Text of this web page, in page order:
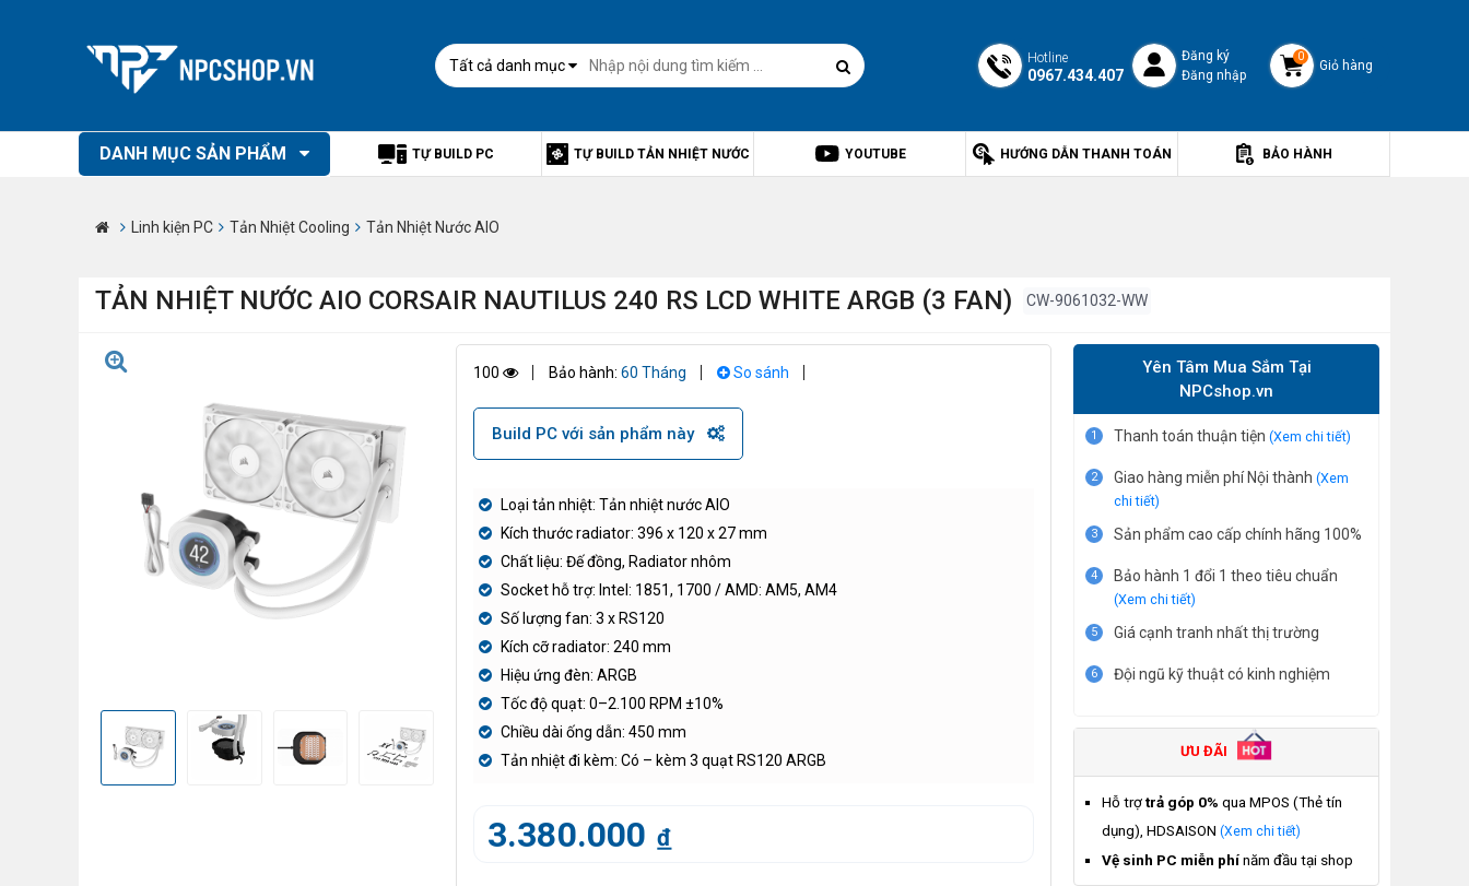
Tất cả danh mục Hotline
0967.434.407
Đăng ký
Đăng nhập
0
Giỏ hàng
DANH MỤC SẢN PHẨM TỰ BUILD PC TỰ BUILD TẢN NHIỆT NƯỚC YOUTUBE HƯỚNG DẪN THANH TOÁN BẢO HÀNH
Linh kiện PC Tản Nhiệt Cooling Tản Nhiệt Nước AIO
TẢN NHIỆT NƯỚC AIO CORSAIR NAUTILUS 240 RS LCD WHITE ARGB (3 FAN) CW-9061032-WW
100 Bảo hành: 60 Tháng So sánh
Build PC với sản phẩm này
Loại tản nhiệt: Tản nhiệt nước AIO
Kích thước radiator: 396 x 120 x 27 mm
Chất liệu: Đế đồng, Radiator nhôm
Socket hỗ trợ: Intel: 1851, 1700 / AMD: AM5, AM4
Số lượng fan: 3 x RS120
Kích cỡ radiator: 240 mm
Hiệu ứng đèn: ARGB
Tốc độ quạt: 0–2.100 RPM ±10%
Chiều dài ống dẫn: 450 mm
Tản nhiệt đi kèm: Có – kèm 3 quạt RS120 ARGB
3.380.000 đ
Yên Tâm Mua Sắm Tại
NPCshop.vn
1 Thanh toán thuận tiện (Xem chi tiết)
2 Giao hàng miễn phí Nội thành (Xem
chi tiết)
3 Sản phẩm cao cấp chính hãng 100%
4 Bảo hành 1 đổi 1 theo tiêu chuẩn
(Xem chi tiết)
5 Giá cạnh tranh nhất thị trường
6 Đội ngũ kỹ thuật có kinh nghiệm
ƯU ĐÃI
Hỗ trợtrả góp 0% qua MPOS (Thẻ tín
dụng), HDSAISON (Xem chi tiết)
Vệ sinh PC miễn phínăm đầu tại shop